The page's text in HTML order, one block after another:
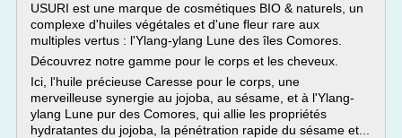
USURI est une marque de cosmétiques BIO & naturels, un
complexe d'huiles végétales et d'une fleur rare aux
multiples vertus : l'Ylang-ylang Lune des îles Comores.
Découvrez notre gamme pour le corps et les cheveux.
Ici, l'huile précieuse Caresse pour le corps, une
merveilleuse synergie au jojoba, au sésame, et à l'Ylang-
ylang Lune pur des Comores, qui allie les propriétés
hydratantes du jojoba, la pénétration rapide du sésame et...